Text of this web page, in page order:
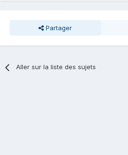
Partager
Aller sur la liste des sujets